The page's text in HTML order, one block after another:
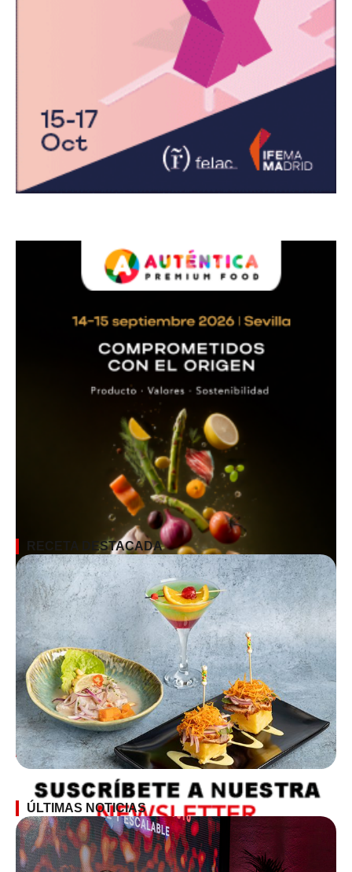
SUSCRÍBETE A LA NEWSLETTER
RECETA DESTACADA
ÚLTIMAS NOTICIAS